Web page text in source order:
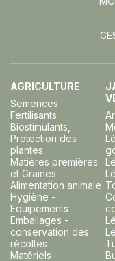
AGRICULTURE
Semences
Fertilisants
Biostimulants,
Protection des
plantes
Matières premières
et Graines
Alimentation animale
Hygiène -
Equipements
Emballages -
conservation des
récoltes
Matériels -